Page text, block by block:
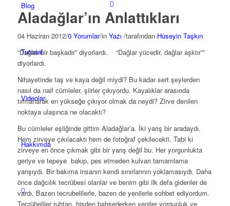
Blog
Tutorial
Videolar
Hakkımda
Aladağlar’ın Anlattıkları
04 Haziran 2012/0 Yorumlar/in Yazı /tarafından Hüseyin Taşkın
“Dağlar bir başkadır” diyorlardı. “Dağlar yücedir, dağlar aşktır””
diyorlardı.
Nihayetinde taş ve kaya değil miydi? Bu kadar sert şeylerden
nasıl da naif cümleler, şiirler çıkıyordu. Kayalıklar arasında
tırmanarak en yükseğe çıkıyor olmak da neydi? Zirve denilen
noktaya ulaşınca ne olacaktı?
Bu cümleler eşliğinde gittim Aladağlar’a. İki yarış bir aradaydı.
Hem zirveye çıkılacaktı hem de fotoğraf çekilecekti. Tabi ki
zirveye en önce çıkmak gibi bir yarış değil bu. Her yorgunlukta
geriye ve tepeye bakıp, pes etmeden kulvarı tamamlama
yarışıydı. Bir bakıma insanın kendi sınırlarının yoklamasıydı. Daha
önce dağcılık tecrübesi olanlar ve benim gibi ilk defa gidenler de
vardı. Bazen tecrubelilerle, bazen de yenilerle sohbet ediyordum.
Tecrübeliler ruhtan, hisden bahsederken yeniler yorgunluk ve